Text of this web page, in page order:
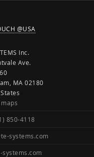
@USA
Inc.
Ave.
MA 02180
850-4118
systems.com
systems.com